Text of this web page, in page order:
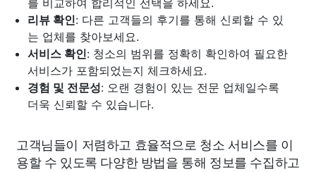
리뷰 확인: 다른 고객들의 후기를 통해 신뢰할 수 있
는 업체를 찾아보세요.
서비스 확인: 청소의 범위를 정확히 확인하여 필요한
서비스가 포함되었는지 체크하세요.
경험 및 전문성: 오랜 경험이 있는 전문 업체일수록
더욱 신뢰할 수 있습니다.
고객님들이 저렴하고 효율적으로 청소 서비스를 이
용할 수 있도록 다양한 방법을 통해 정보를 수집하고